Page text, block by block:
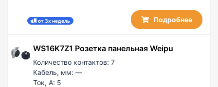
от 3х недель Подробнее
WS16K7Z1 Розетка панельная Weipu
Количество контактов: 7
Кабель, мм: —
Ток, А: 5